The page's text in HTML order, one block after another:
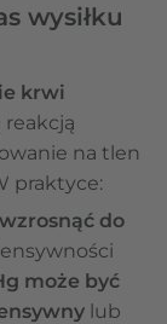
wysiłku
krwi
reakcją
na tlen
praktyce:
do
może być
lub